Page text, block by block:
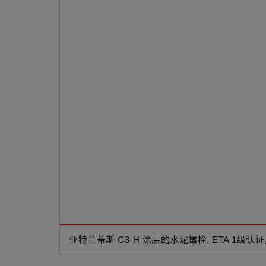
亚特兰蒂斯 C3-H 涂层的水泥螺栓. ETA 1级认